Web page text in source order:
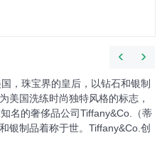
，珠宝界的皇后，以钻石和银制
美国洗练时尚独特风格的标志，
名的奢侈品公司Tiffany&Co.（蒂
银制品着称于世。Tiffany&Co.创
‹ ›